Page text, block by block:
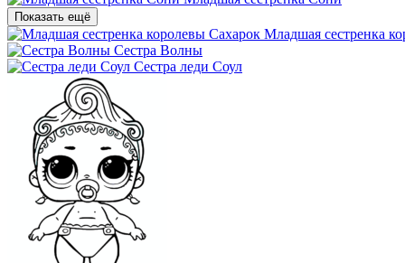
Показать ещё
Младшая сестренка
Сестра Волны
Сестра леди Соул